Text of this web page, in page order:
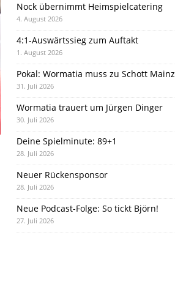
Nock übernimmt Heimspielcatering
4. August 2026
4:1-Auswärtssieg zum Auftakt
1. August 2026
Pokal: Wormatia muss zu Schott Mainz
31. Juli 2026
Wormatia trauert um Jürgen Dinger
30. Juli 2026
Deine Spielminute: 89+1
28. Juli 2026
Neuer Rückensponsor
28. Juli 2026
Neue Podcast-Folge: So tickt Björn!
27. Juli 2026